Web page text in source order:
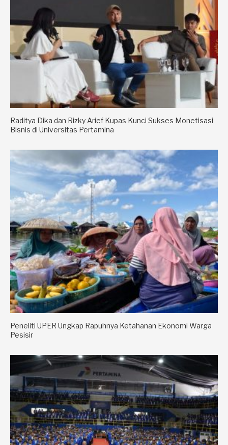
Raditya Dika dan Rizky Arief Kupas Kunci Sukses Monetisasi
Bisnis di Universitas Pertamina
Peneliti UPER Ungkap Rapuhnya Ketahanan Ekonomi Warga
Pesisir